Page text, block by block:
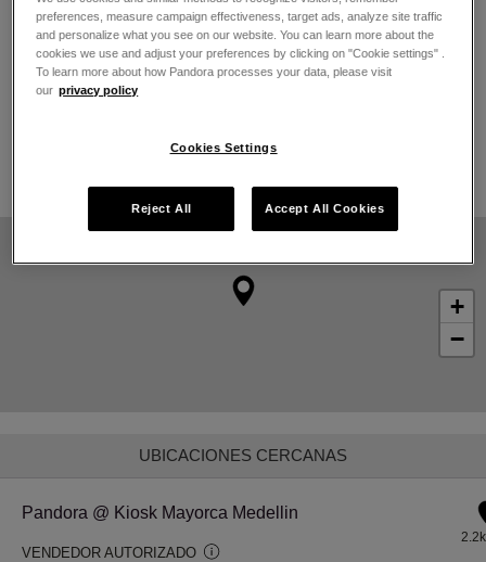
Martes
10:00
Miércoles
10:00-21:00
Jueves
10:00-21:00
Viernes
10:00
Sábado
+
−
UBICACIONES CERCANAS
Pandora @ Kiosk Mayorca Medellin
VENDEDOR AUTORIZADO
preferences, measure campaign effectiveness, target ads, analyze site traffic
and personalize what you see on our website. You can learn more about the
cookies we use and adjust your preferences by clicking on "Cookie settings" .
To learn more about how Pandora processes your data, please visit
our privacy policy
Cookies Settings
Reject All Accept All Cookies